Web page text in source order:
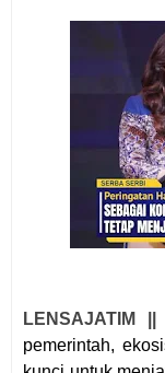
LENSAJATIM ||
pemerintah,